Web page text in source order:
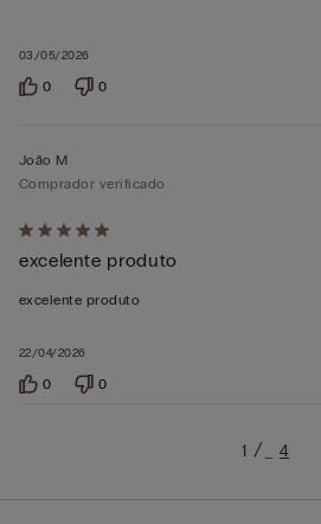
03/05/2026
0 0
Atribuiu
5
em
22/04/2026
João M
Comprador verificado
excelente produto
excelente produto
0 0
1 … 4